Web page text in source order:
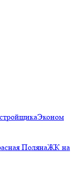
Эконом
ПолянаЖК на